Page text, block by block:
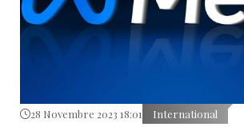
28 Novembre 2023 18:01 International